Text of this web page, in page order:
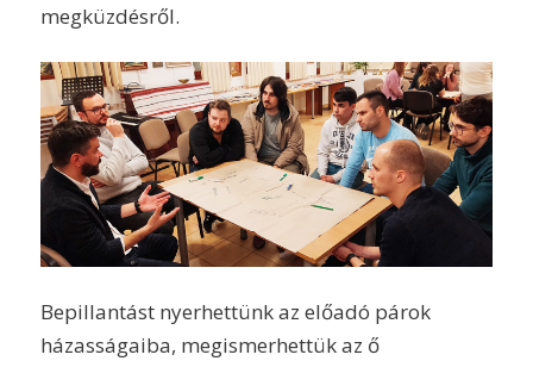
megküzdésről.
Bepillantást nyerhettünk az előadó párok
házasságaiba, megismerhettük az ő